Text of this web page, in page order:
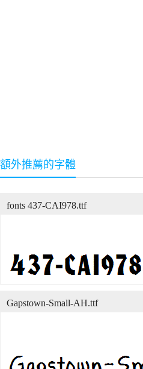
額外推薦的字體
fonts 437-CAI978.ttf
Gapstown-Small-AH.ttf